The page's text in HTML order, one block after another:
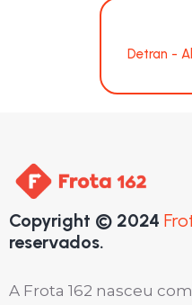
Detran -
Copyright © 2024
reservados.
A Frota 162 nasceu